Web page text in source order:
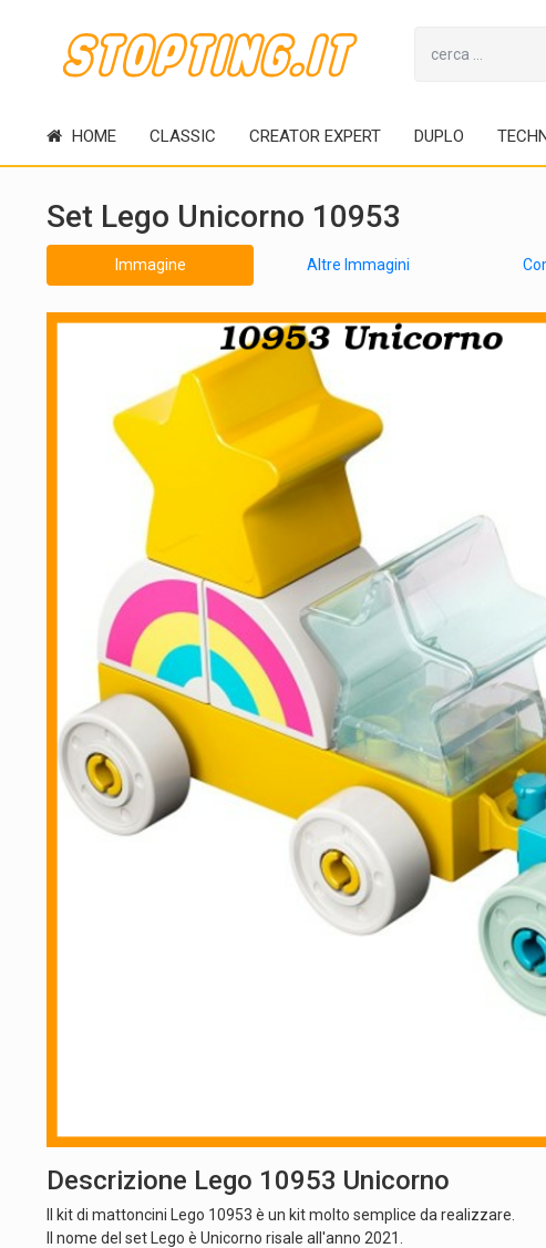
HOME CLASSIC CREATOR EXPERT DUPLO
Set Lego Unicorno 10953
Immagine Altre Immagini
Descrizione Lego 10953 Unicorno
Il kit di mattoncini Lego 10953 è un kit molto semplice da realizzare.
Il nome del set Lego è Unicorno risale all'anno 2021.